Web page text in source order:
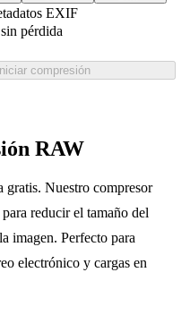
EXIF
pérdida
Iniciar compresión
RAW
Nuestro compresor
reducir el tamaño del
imagen. Perfecto para
electrónico y cargas en